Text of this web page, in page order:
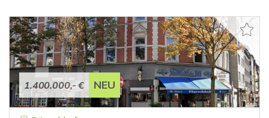
1.400.000,- € NEU